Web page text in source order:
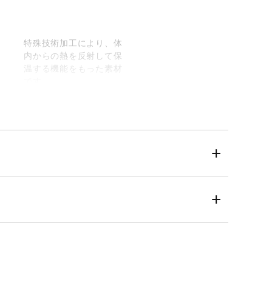
特殊技術加工により、体
内からの熱を反射して保
温する機能をもった素材